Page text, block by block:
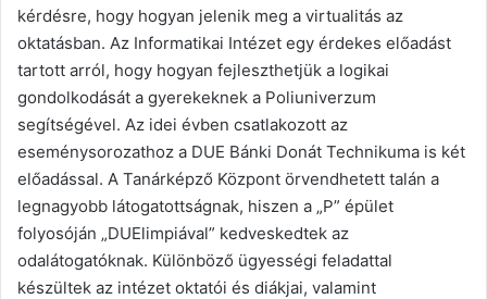
kérdésre, hogy hogyan jelenik meg a virtualitás az
oktatásban. Az Informatikai Intézet egy érdekes előadást
tartott arról, hogy hogyan fejleszthetjük a logikai
gondolkodását a gyerekeknek a Poliuniverzum
segítségével. Az idei évben csatlakozott az
eseménysorozathoz a DUE Bánki Donát Technikuma is két
előadással. A Tanárképző Központ örvendhetett talán a
legnagyobb látogatottságnak, hiszen a „P” épület
folyosóján „DUElimpiával” kedveskedtek az
odalátogatóknak. Különböző ügyességi feladattal
készültek az intézet oktatói és diákjai, valamint